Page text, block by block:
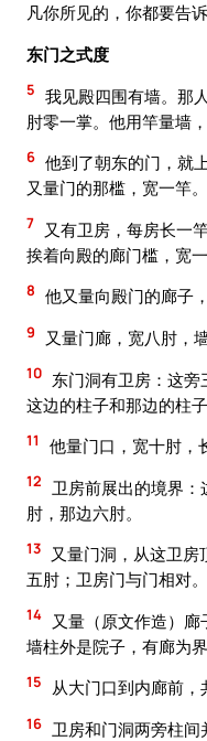
凡你所见的，你都要告
东门之式度
5 我见殿四围有墙。那
肘零一掌。他用竿量墙
6 他到了朝东的门，就
又量门的那槛，宽一竿。
7
又有卫房，每房长一
挨着向殿的廊门槛，宽一
8 他又量向殿门的廊子
9 又量门廊，宽八肘，
10 东门洞有卫房：这旁
这边的柱子和那边的柱
11 他量门口，宽十肘，
12
卫房前展出的境界
肘，那边六肘。
13
又量门洞，从这卫
五肘；卫房门与门相对。
14
又量（原文作造）廊
墙柱外是院子，有廊为
15 从大门口到内廊前，
16 卫房和门洞两旁柱